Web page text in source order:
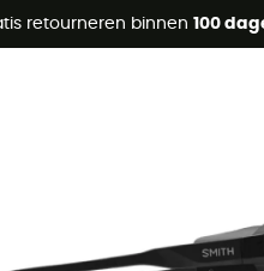
retourneren binnen 100
-5% EXTRA vanaf 2